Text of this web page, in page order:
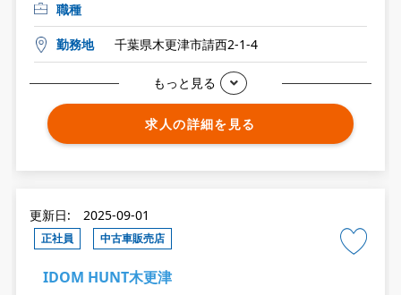
職種
勤務地 千葉県木更津市請西2-1-4
もっと見る
求人の詳細を見る
更新日: 2025-09-01
正社員 中古車販売店
IDOM HUNT木更津